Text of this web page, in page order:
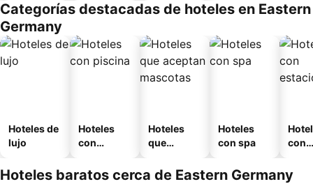
Categorías destacadas de hoteles en Eastern
Germany
Hoteles de
lujo
Hoteles
con
Hoteles
que
mascotas
Hoteles
con spa
con
Hoteles baratos cerca de Eastern Germany